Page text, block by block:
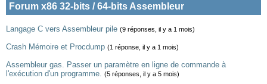
Forum x86 32-bits / 64-bits Assembleur
Langage C vers Assembleur pile (9 réponses, il y a 1 mois)
Crash Mémoire et Procdump (1 réponse, il y a 1 mois)
Assembleur gas. Passer un paramètre en ligne de commande à
l'exécution d'un programme. (5 réponses, il y a 5 mois)